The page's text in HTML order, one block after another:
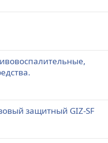
защитный GIZ-SF